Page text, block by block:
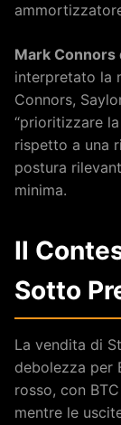
Mark Connors
interpretato la
Connors,
“prioritizzare
rispetto a una
postura
minima.
Il
Sotto
La vendita di
debolezza per
rosso, con
mentre le